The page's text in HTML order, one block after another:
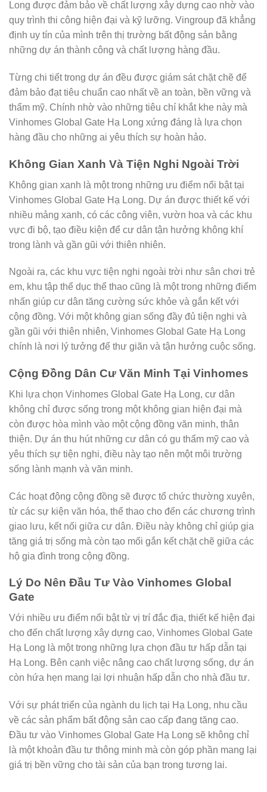
Long được đảm bảo về chất lượng xây dựng cao nhờ vào
quy trình thi công hiện đại và kỹ lưỡng. Vingroup đã khẳng
định uy tín của mình trên thị trường bất động sản bằng
những dự án thành công và chất lượng hàng đầu.
Từng chi tiết trong dự án đều được giám sát chặt chẽ để
đảm bảo đạt tiêu chuẩn cao nhất về an toàn, bền vững và
thẩm mỹ. Chính nhờ vào những tiêu chí khắt khe này mà
Vinhomes Global Gate Hạ Long xứng đáng là lựa chọn
hàng đầu cho những ai yêu thích sự hoàn hảo.
Không Gian Xanh Và Tiện Nghi Ngoài Trời
Không gian xanh là một trong những ưu điểm nổi bật tại
Vinhomes Global Gate Hạ Long. Dự án được thiết kế với
nhiều mảng xanh, có các công viên, vườn hoa và các khu
vực đi bộ, tạo điều kiện để cư dân tận hưởng không khí
trong lành và gần gũi với thiên nhiên.
Ngoài ra, các khu vực tiện nghi ngoài trời như sân chơi trẻ
em, khu tập thể dục thể thao cũng là một trong những điểm
nhấn giúp cư dân tăng cường sức khỏe và gắn kết với
cộng đồng. Với một không gian sống đầy đủ tiện nghi và
gần gũi với thiên nhiên, Vinhomes Global Gate Hạ Long
chính là nơi lý tưởng để thư giãn và tận hưởng cuộc sống.
Cộng Đồng Dân Cư Văn Minh Tại Vinhomes
Khi lựa chọn Vinhomes Global Gate Hạ Long, cư dân
không chỉ được sống trong một không gian hiện đại mà
còn được hòa mình vào một cộng đồng văn minh, thân
thiện. Dự án thu hút những cư dân có gu thẩm mỹ cao và
yêu thích sự tiện nghi, điều này tạo nên một môi trường
sống lành mạnh và văn minh.
Các hoạt động cộng đồng sẽ được tổ chức thường xuyên,
từ các sự kiện văn hóa, thể thao cho đến các chương trình
giao lưu, kết nối giữa cư dân. Điều này không chỉ giúp gia
tăng giá trị sống mà còn tạo mối gắn kết chặt chẽ giữa các
hộ gia đình trong cộng đồng.
Lý Do Nên Đầu Tư Vào Vinhomes Global
Gate
Với nhiều ưu điểm nổi bật từ vị trí đắc địa, thiết kế hiện đại
cho đến chất lượng xây dựng cao, Vinhomes Global Gate
Hạ Long là một trong những lựa chọn đầu tư hấp dẫn tại
Hạ Long. Bên cạnh việc nâng cao chất lượng sống, dự án
còn hứa hẹn mang lại lợi nhuận hấp dẫn cho nhà đầu tư.
Với sự phát triển của ngành du lịch tại Hạ Long, nhu cầu
về các sản phẩm bất động sản cao cấp đang tăng cao.
Đầu tư vào Vinhomes Global Gate Hạ Long sẽ không chỉ
là một khoản đầu tư thông minh mà còn góp phần mang lại
giá trị bền vững cho tài sản của bạn trong tương lai.